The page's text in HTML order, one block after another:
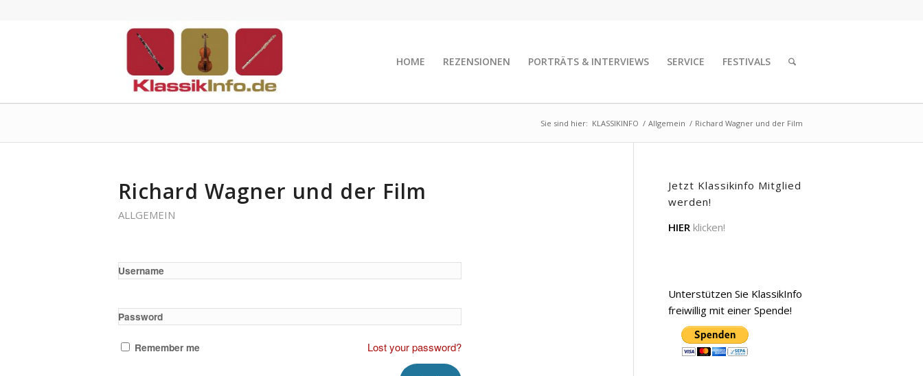
HOME REZENSIONEN PORTRÄTS & INTERVIEWS SERVICE FESTIVALS
Sie sind hier: KLASSIKINFO / Allgemein / Richard Wagner und der Film
Richard Wagner und der Film
ALLGEMEIN
Username
Password
Remember me Lost your password?
Jetzt Klassikinfo Mitglied
werden!
HIER klicken!
Unterstützen Sie KlassikInfo
freiwillig mit einer Spende!